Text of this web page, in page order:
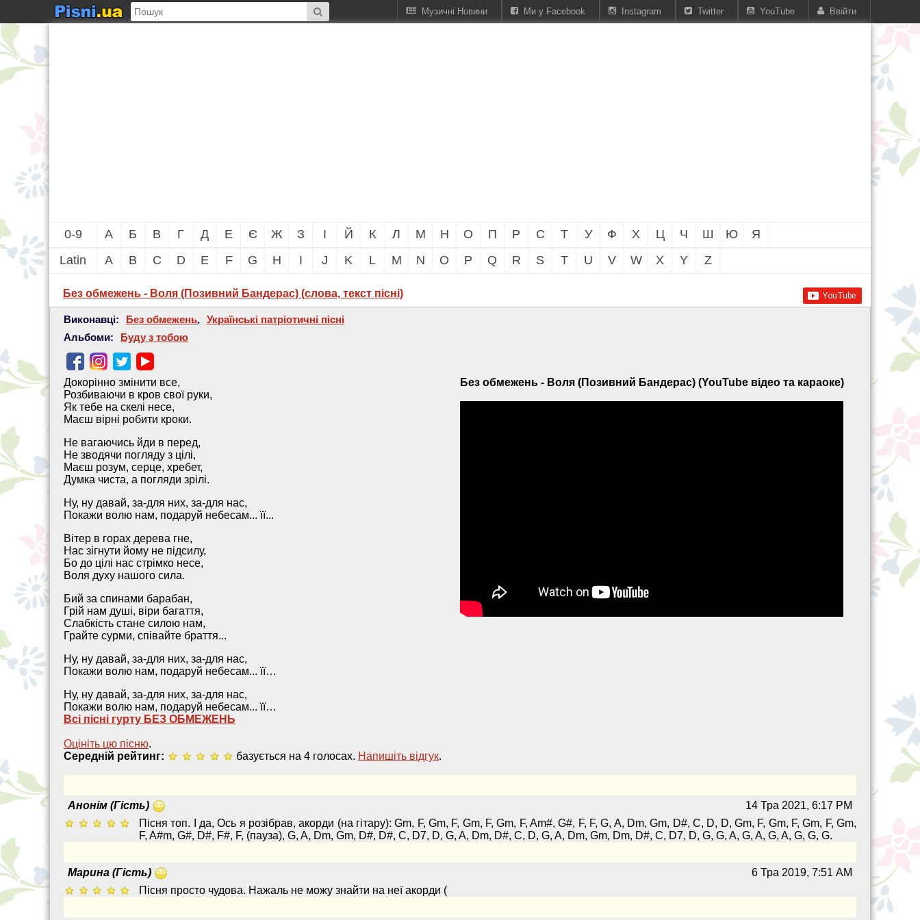
Ввійти
YouTube
Twitter
Instagram
Ми у Facebook
Музичні Новини
0-9 А Б В Г Д Е Є Ж З І Й К Л М Н О П Р С Т У Ф Х Ц Ч Ш Ю
Я
Latin
A B C D E F G H I J K L M N O P Q R S T U V W X Y Z
Без обмежень - Воля (Позивний Бандерас) (слова, текст пісні)
Виконавці: Без обмежень,
Українські патріотичні пісні
Альбоми:
Буду з тобою
Докорінно змінити все,
Розбиваючи в кров свої руки,
Як тебе на скелі несе,
Маєш вірні робити кроки.
Не вагаючись йди в перед,
Не зводячи погляду з цілі,
Маєш розум, серце, хребет,
Думка чиста, а погляди зрілі.
Ну, ну давай, за-для них, за-для нас,
Покажи волю нам, подаруй небесам... її...
Вітер в горах дерева гне,
Нас зігнути йому не підсилу,
Бо до цілі нас стрімко несе,
Воля духу нашого сила.
Бий за спинами барабан,
Грій нам душі, віри багаття,
Слабкість стане силою нам,
Грайте сурми, співайте браття...
Ну, ну давай, за-для них, за-для нас,
Покажи волю нам, подаруй небесам... її…
Ну, ну давай, за-для них, за-для нас,
Покажи волю нам, подаруй небесам... її…
Всі пісні гурту БЕЗ ОБМЕЖЕНЬ
Без обмежень - Воля (Позивний Бандерас) (YouTube відео та караоке)
Оцініть цю пісню.
Середній рейтинг:
базується на 4 голосах. Напишiть вiдгук.
14 Тра 2021, 6:17 PM
Анонім (Гість)
Пісня топ. І да, Ось я розібрав, акорди (на гітару): Gm, F, Gm, F, Gm, F, Gm, F, Am#, G#, F, F, G, A, Dm, Gm, D#, C, D, D, Gm, F, Gm, F, Gm, F, Gm,
F, A#m, G#, D#, F#, F, (пауза), G, A, Dm, Gm, D#, D#, C, D7, D, G, A, Dm, D#, C, D, G, A, Dm, Gm, Dm, D#, C, D7, D, G, G, A, G, A, G, A, G, G, G.
6 Тра 2019, 7:51 AM
Марина (Гість)
Пісня просто чудова. Нажаль не можу знайти на неї акорди (